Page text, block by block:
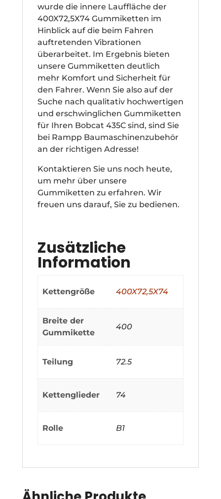
wurde die innere Lauffläche der
400X72,5X74 Gummiketten im
Hinblick auf die beim Fahren
auftretenden Vibrationen
überarbeitet. Im Ergebnis bieten
unsere Gummiketten deutlich
mehr Komfort und Sicherheit für
den Fahrer. Wenn Sie also auf der
Suche nach qualitativ hochwertigen
und erschwinglichen Gummiketten
für Ihren Bobcat 435C sind, sind Sie
bei Rampp Baumaschinenzubehör
an der richtigen Adresse!
Kontaktieren Sie uns noch heute,
um mehr über unsere
Gummiketten zu erfahren. Wir
freuen uns darauf, Sie zu bedienen.
Zusätzliche
Information
Kettengröße 400X72,5X74
Breite der
Gummikette
400
Teilung 72.5
Kettenglieder 74
Rolle B1